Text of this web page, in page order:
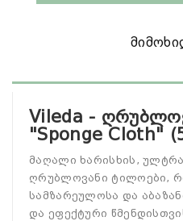
Vileda -
"Sponge Cloth"
მაღალი ხარისხის,
ღრუბლოვანი ტილოები,
სამზარეულოსა და
და ეფექტური